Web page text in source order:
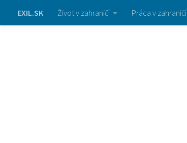
EXIL.SK Život v zahraničí Práca v zahraničí